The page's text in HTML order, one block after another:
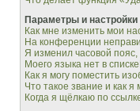
Параметры и
Как мне изменить мои
На конференции
Я изменил часовой
Моего языка нет в
Как я могу поместить
Что такое звание и как я
Когда я щёлкаю по